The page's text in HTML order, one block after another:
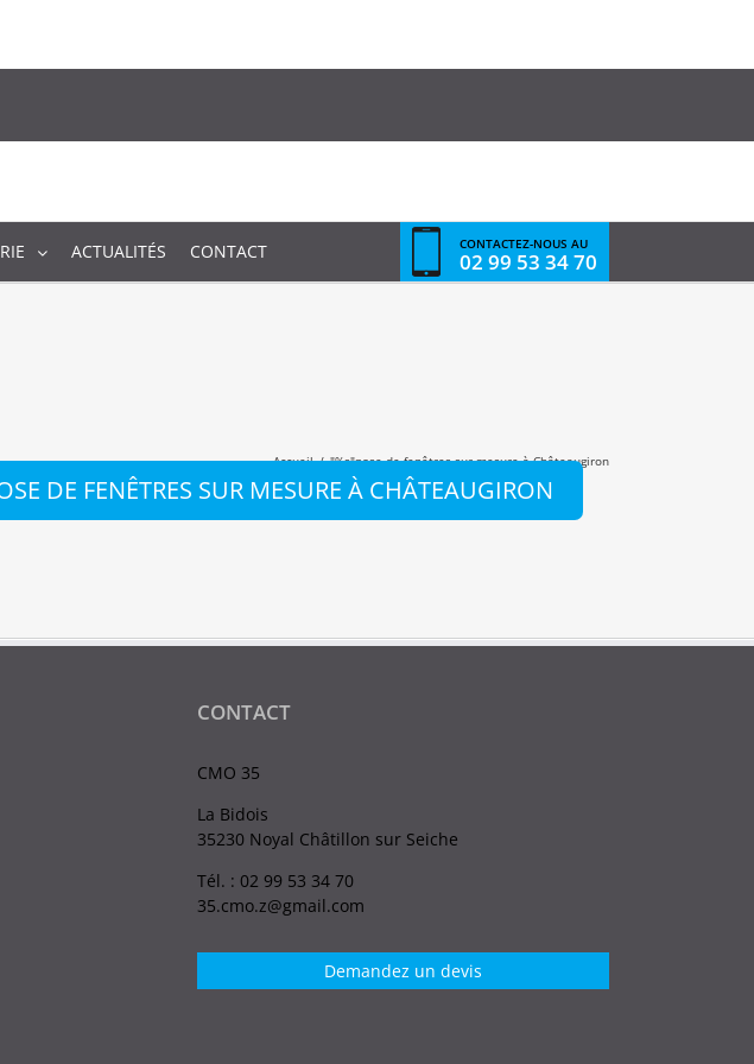
ACTUALITÉS CONTACT CONTACTEZ-NOUS AU
02 99 53 34 70
DE FENÊTRES SUR MESURE À CHÂTEAUGIRON
Accueil / "%s"pose de fenêtres sur mesure à Châteaugiron
CONTACT
CMO 35
La Bidois
35230 Noyal Châtillon sur Seiche
Tél. : 02 99 53 34 70
35.cmo.z@gmail.com
Demandez un devis